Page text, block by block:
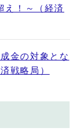
え！～（経済
金の対象とな
戦略局）